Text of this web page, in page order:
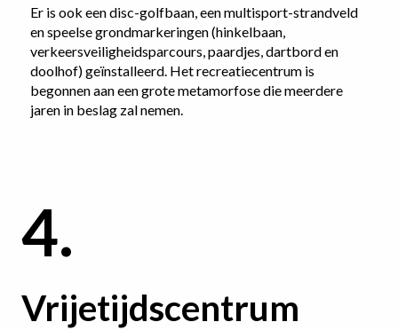
Er is ook eendisc-golfbaan , een multisport-strandveld
en speelse grondmarkeringen (hinkelbaan,
verkeersveiligheidsparcours, paardjes, dartbord en
doolhof) geïnstalleerd. Het recreatiecentrum is
begonnen aan een grote metamorfose die meerdere
jaren in beslag zal nemen.
4.
Vrijetijdscentrum